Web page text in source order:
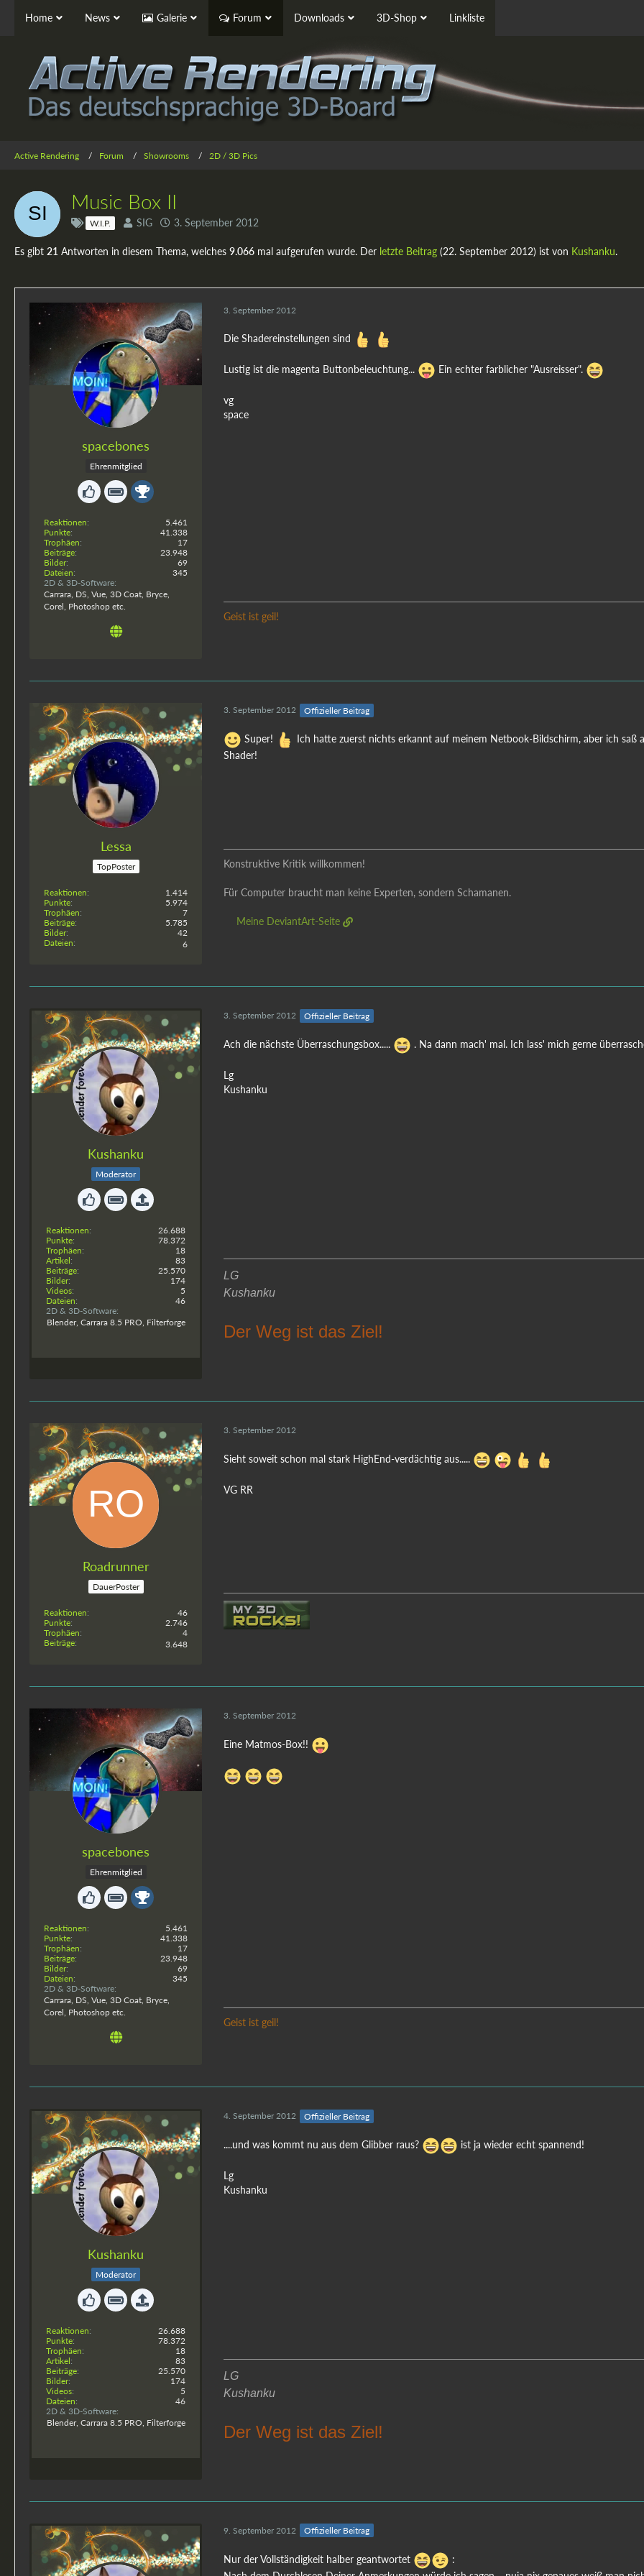
Home News Galerie Forum Downloads 3D-Shop Linkliste
Active Rendering Forum Showrooms 2D / 3D Pics
Music Box II
W.I.P. SIG 3. September 2012
Es gibt 21 Antworten in diesem Thema, welches 9.066 mal aufgerufen wurde. Der letzte Beitrag (22. September 2012) ist von Kushanku.
spacebones
Ehrenmitglied
Reaktionen
5.461
Punkte
41.338
Trophäen
17
Beiträge
23.948
Bilder
69
Dateien
345
2D & 3D-Software
Carrara, DS, Vue, 3D Coat, Bryce,
Corel, Photoshop etc.
3. September 2012
Die Shadereinstellungen sind
Lustig ist die magenta Buttonbeleuchtung... Ein echter farblicher "Ausreisser".
vg
space
Geist ist geil!
Lessa
TopPoster
Reaktionen
1.414
Punkte
5.974
Trophäen
7
Beiträge
5.785
Bilder
42
Dateien
6
3. September 2012 Offizieller Beitrag
Super!
Ich hatte zuerst nichts erkannt auf meinem Netbook-Bildschirm, aber ich saß
Shader!
Konstruktive Kritik willkommen!
Für Computer braucht man keine Experten, sondern Schamanen.
Meine DeviantArt-Seite
Kushanku
Moderator
Reaktionen
26.688
Punkte
78.372
Trophäen
18
Artikel
83
Beiträge
25.570
Bilder
174
Videos
5
Dateien
46
2D & 3D-Software
Blender, Carrara 8.5 PRO, Filterforge
3. September 2012 Offizieller Beitrag
Ach die nächste Überraschungsbox..... . Na dann mach' mal. Ich lass' mich gerne
Lg
Kushanku
LG
Kushanku
Der Weg ist das Ziel!
Roadrunner
DauerPoster
Reaktionen
46
Punkte
2.746
Trophäen
4
Beiträge
3.648
3. September 2012
Sieht soweit schon mal stark HighEnd-verdächtig aus.....
VG RR
spacebones
Ehrenmitglied
Reaktionen
5.461
Punkte
41.338
Trophäen
17
Beiträge
23.948
Bilder
69
Dateien
345
2D & 3D-Software
Carrara, DS, Vue, 3D Coat, Bryce,
Corel, Photoshop etc.
3. September 2012
Eine Matmos-Box!!
Geist ist geil!
Kushanku
Moderator
Reaktionen
26.688
Punkte
78.372
Trophäen
18
Artikel
83
Beiträge
25.570
Bilder
174
Videos
5
Dateien
46
2D & 3D-Software
Blender, Carrara 8.5 PRO, Filterforge
4. September 2012 Offizieller Beitrag
....und was kommt nu aus dem Glibber raus? ist ja wieder echt spannend!
Lg
Kushanku
LG
Kushanku
Der Weg ist das Ziel!
9. September 2012 Offizieller Beitrag
Nur der Vollständigkeit halber geantwortet
: